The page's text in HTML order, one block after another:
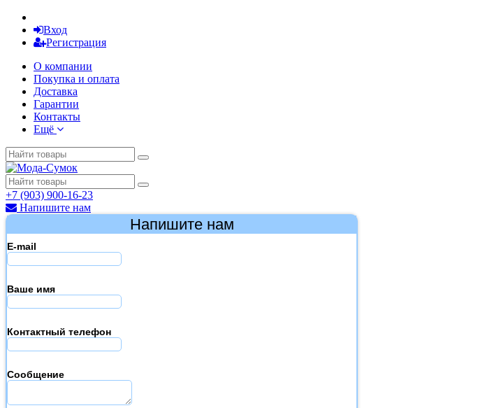
Вход
Регистрация
О компании
Покупка и оплата
Доставка
Гарантии
Контакты
Ещё
+7 (903) 900-16-23
Напишите нам
Напишите нам
E-mail
Ваше имя
Контактный телефон
Сообщение